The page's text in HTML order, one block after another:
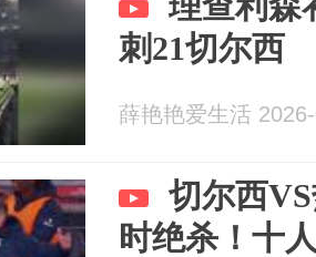
刺21切尔西
薛艳艳爱生活
切尔西
时绝杀！十